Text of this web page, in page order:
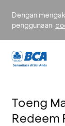
Dengan
penggunaan
Toeng
Redeem